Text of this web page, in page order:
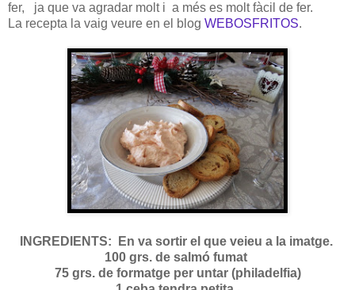
fer, ja que va agradar molt i a més es molt fàcil de fer.
La recepta la vaig veure en el blog WEBOSFRITOS.
INGREDIENTS: En va sortir el que veieu a la imatge.
100 grs. de salmó fumat
75 grs. de formatge per untar (philadelfia)